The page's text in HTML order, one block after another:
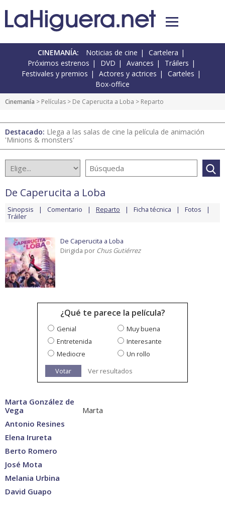
CINEMANÍA: Noticias de cine
Cartelera
Próximos estrenos
DVD Avances
Tráilers
Festivales y premios
Actores y actrices
Carteles
Box-office
Cinemanía > Películas > De Caperucita a Loba > Reparto
Destacado: Llega a las salas de cine la película de animación
'Minions & monsters'
De Caperucita a Loba
Sinopsis Comentario Reparto Ficha técnica Fotos
Tráiler
De Caperucita a Loba
Dirigida por Chus Gutiérrez
¿Qué te parece la película?
Genial
Muy buena
Entretenida
Interesante
Mediocre
Un rollo
Votar
Ver resultados
Marta González de
Vega
Marta
Antonio Resines
Elena Irureta
Berto Romero
José Mota
Melania Urbina
David Guapo